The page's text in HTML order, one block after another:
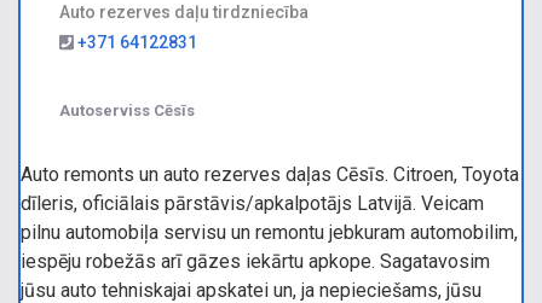
Auto rezerves daļu tirdzniecība
+371 64122831
Autoserviss Cēsīs
Auto remonts un auto rezerves daļas Cēsīs. Citroen, Toyota
dīleris, oficiālais pārstāvis/apkalpotājs Latvijā. Veicam
pilnu automobiļa servisu un remontu jebkuram automobilim,
iespēju robežās arī gāzes iekārtu apkope. Sagatavosim
jūsu auto tehniskajai apskatei un, ja nepieciešams, jūsu